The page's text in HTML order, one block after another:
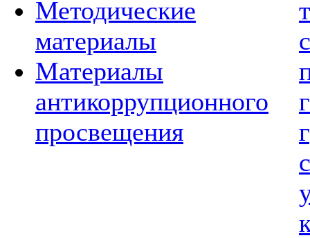
Методические
материалы
Материалы
антикоррупционного
просвещения